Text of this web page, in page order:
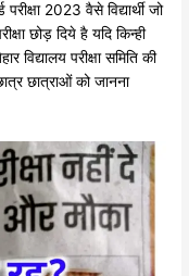
परीक्षा 2023 वैसे विद्यार्थी जो
छोड़ दिये है यदि किन्ही
विद्यालय परीक्षा समिति की
छात्राओं को जानना